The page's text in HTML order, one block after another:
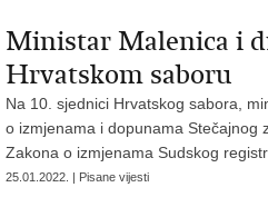
Ministar Malenica i
Hrvatskom saboru
Na 10. sjednici Hrvatskog sabora,
o izmjenama i dopunama Stečajnog
Zakona o izmjenama Sudskog
25.01.2022. | Pisane vijesti